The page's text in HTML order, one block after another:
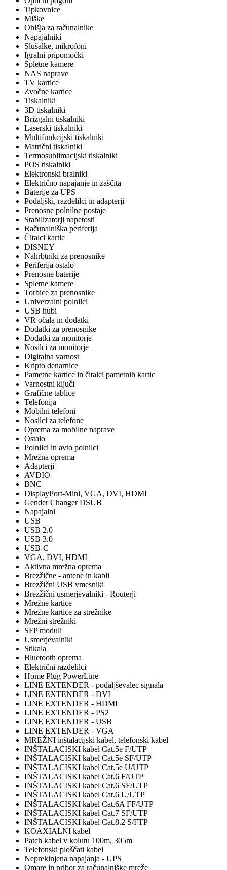
Tipkovnice
Miške
Ohišja za računalnike
Napajalniki
Slušalke, mikrofoni
Igralni pripomočki
Spletne kamere
NAS naprave
TV kartice
Zvočne kartice
Tiskalniki
3D tiskalniki
Brizgalni tiskalniki
Laserski tiskalniki
Multifunkcijski tiskalniki
Matrični tiskalniki
Termosublimacijski tiskalniki
POS tiskalniki
Elektronski bralniki
Električno napajanje in zaščita
Baterije za UPS
Podaljški, razdelilci in adapterji
Prenosne polnilne postaje
Stabilizatorji napetosti
Računalniška periferija
Čitalci kartic
DISNEY
Nahrbtniki za prenosnike
Periferija ostalo
Prenosne baterije
Spletne kamere
Torbice za prenosnike
Univerzalni polnilci
USB hubi
VR očala in dodatki
Dodatki za prenosnike
Dodatki za monitorje
Nosilci za monitorje
Digitalna varnost
Kripto denarnice
Pametne kartice in čitalci pametnih kartic
Varnostni ključi
Grafične tablice
Telefonija
Mobilni telefoni
Nosilci za telefone
Oprema za mobilne naprave
Ostalo
Polnilci in avto polnilci
Mrežna oprema
Adapterji
AVDIO
BNC
DisplayPort-Mini, VGA, DVI, HDMI
Gender Changer DSUB
Napajalni
USB
USB 2.0
USB 3.0
USB-C
VGA, DVI, HDMI
Aktivna mrežna oprema
Brezžične - antene in kabli
Brezžični USB vmesniki
Brezžični usmerjevalniki - Routerji
Mrežne kartice
Mrežne kartice za strežnike
Mrežni strežniki
SFP moduli
Usmerjevalniki
Stikala
Bluetooth oprema
Električni razdelilci
Home Plug PowerLine
LINE EXTENDER - podaljševalec signala
LINE EXTENDER - DVI
LINE EXTENDER - HDMI
LINE EXTENDER - PS2
LINE EXTENDER - USB
LINE EXTENDER - VGA
MREŽNI inštalacijski kabel, telefonski kabel
INŠTALACISKI kabel Cat.5e F/UTP
INŠTALACISKI kabel Cat.5e SF/UTP
INŠTALACISKI kabel Cat.5e U/UTP
INŠTALACISKI kabel Cat.6 F/UTP
INŠTALACISKI kabel Cat.6 SF/UTP
INŠTALACISKI kabel Cat.6 U/UTP
INŠTALACISKI kabel Cat.6A FF/UTP
INŠTALACISKI kabel Cat.7 SF/UTP
INŠTALACISKI kabel Cat.8.2 S/FTP
KOAXIALNI kabel
Patch kabel v kolutu 100m, 305m
Telefonski ploščati kabel
Neprekinjena napajanja - UPS
Omare in pribor za računalniške mreže